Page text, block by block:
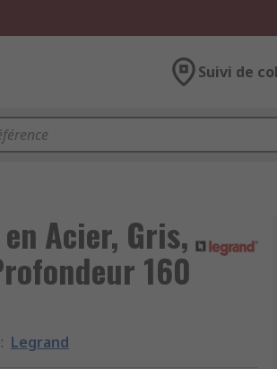
Suivi de
Acier, Gris,
160
: Legrand